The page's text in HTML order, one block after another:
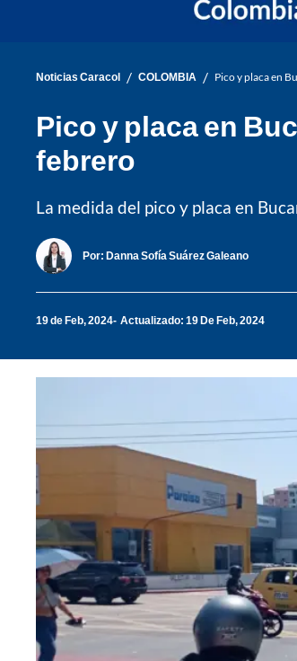
Noticias Caracol / COLOMBIA / Pico y placa en
Pico y placa en
febrero
La medida del pico y placa en
Por: Danna Sofía Suárez Galeano
19 de Feb, 2024 Actualizado: 19 De Feb, 2024